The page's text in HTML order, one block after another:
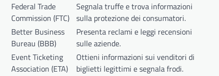
Federal Trade
Commission (FTC)
Segnala truffe e trova informazioni
sulla protezione dei consumatori.
Better Business
Bureau (BBB)
Presenta reclami e leggi recensioni
sulle aziende.
Event Ticketing
Association (ETA)
Ottieni informazioni sui venditori di
biglietti legittimi e segnala frodi.